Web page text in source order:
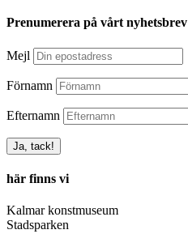
Prenumerera på vårt nyhetsbrev
Mejl
Förnamn
Efternamn
här finns vi
Kalmar konstmuseum
Stadsparken